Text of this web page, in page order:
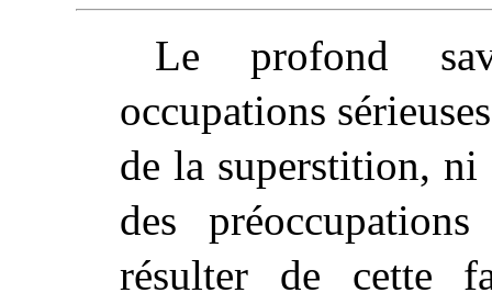
Le profond
occupations
de la superstition, ni
des
résulter de cette